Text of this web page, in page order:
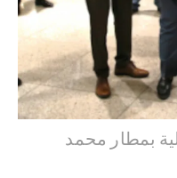
بمطار محمد